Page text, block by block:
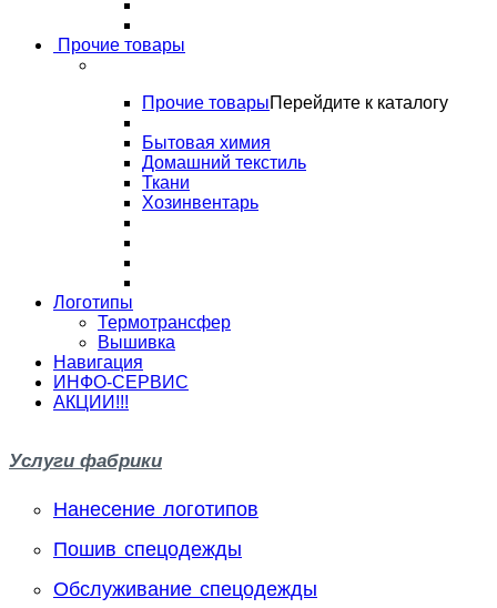
Прочие товары
Прочие товарыПерейдите к каталогу
Бытовая химия
Домашний текстиль
Ткани
Хозинвентарь
Логотипы
Термотрансфер
Вышивка
Навигация
ИНФО-СЕРВИС
АКЦИИ!!!
Услуги фабрики
Нанесение логотипов
Пошив спецодежды
Обслуживание спецодежды